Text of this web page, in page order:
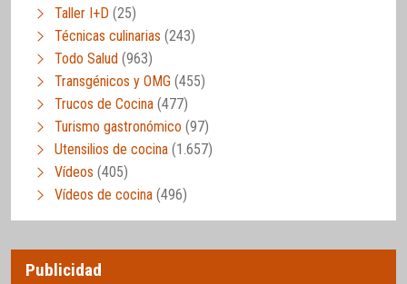
Taller I+D (25)
Técnicas culinarias (243)
Todo Salud (963)
Transgénicos y OMG (455)
Trucos de Cocina (477)
Turismo gastronómico (97)
Utensilios de cocina (1.657)
Vídeos (405)
Vídeos de cocina (496)
Publicidad